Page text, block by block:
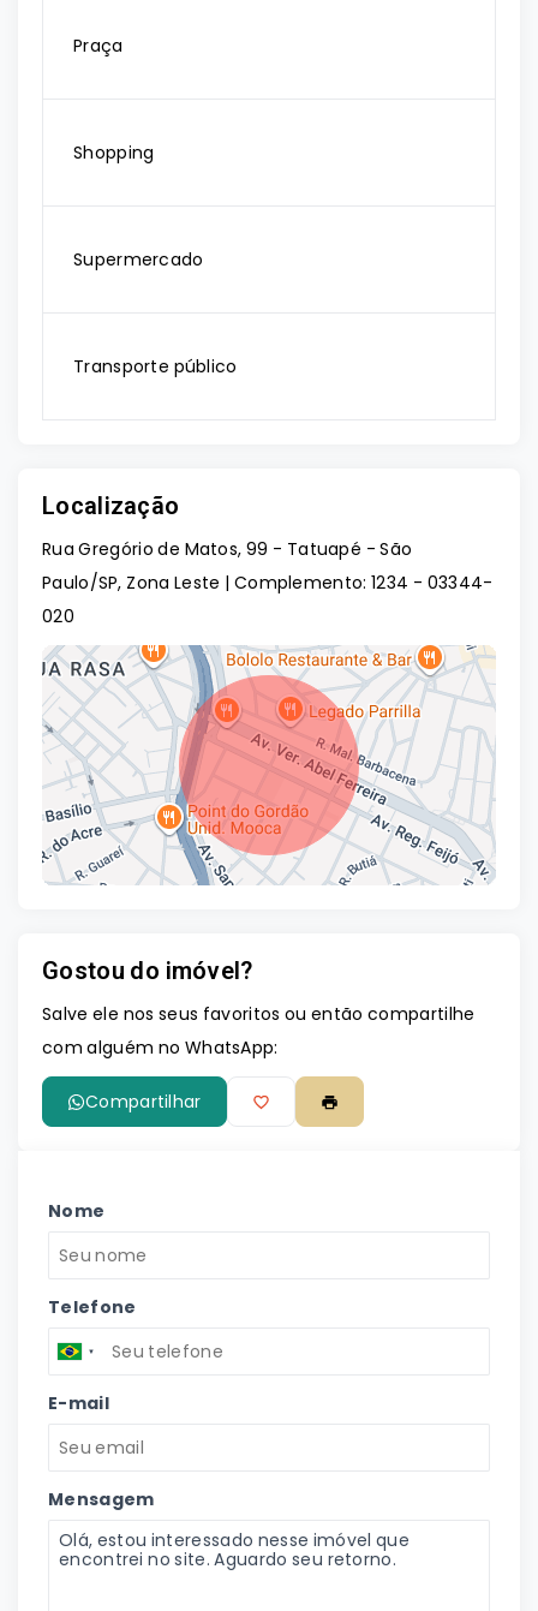
Praça
Shopping
Supermercado
Transporte público
Localização
Rua Gregório de Matos, 99 - Tatuapé - São
Paulo/SP, Zona Leste | Complemento: 1234 - 03344-
020
Gostou do imóvel?
Salve ele nos seus favoritos ou então compartilhe
com alguém no WhatsApp:
Compartilhar
Nome
Telefone
E-mail
Mensagem